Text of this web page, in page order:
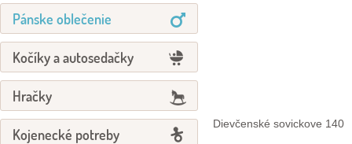
Pánske oblečenie
Kočíky a autosedačky
Hračky
Kojenecké potreby
Dievčenské sovickove 140